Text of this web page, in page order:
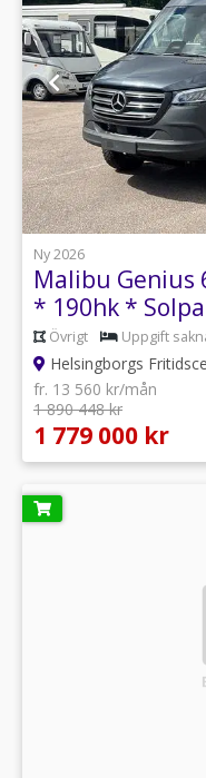
Ny 2026
Malibu Genius
* 190hk *
Övrigt Uppgift
Helsingborgs
fr. 13 560 kr/mån
1 890 448 kr
1 779 000 kr